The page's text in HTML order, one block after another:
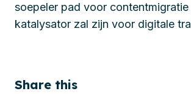
soepeler pad voor contentmigratie
katalysator zal zijn voor digitale
Share this